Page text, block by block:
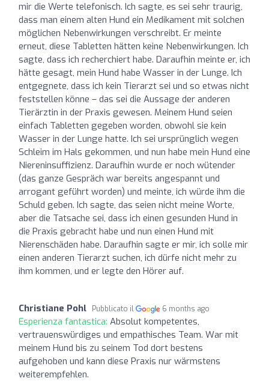
mir die Werte telefonisch. Ich sagte, es sei sehr traurig,
dass man einem alten Hund ein Medikament mit solchen
möglichen Nebenwirkungen verschreibt. Er meinte
erneut, diese Tabletten hätten keine Nebenwirkungen. Ich
sagte, dass ich recherchiert habe. Daraufhin meinte er, ich
hätte gesagt, mein Hund habe Wasser in der Lunge. Ich
entgegnete, dass ich kein Tierarzt sei und so etwas nicht
feststellen könne – das sei die Aussage der anderen
Tierärztin in der Praxis gewesen. Meinem Hund seien
einfach Tabletten gegeben worden, obwohl sie kein
Wasser in der Lunge hatte. Ich sei ursprünglich wegen
Schleim im Hals gekommen, und nun habe mein Hund eine
Niereninsuffizienz. Daraufhin wurde er noch wütender
(das ganze Gespräch war bereits angespannt und
arrogant geführt worden) und meinte, ich würde ihm die
Schuld geben. Ich sagte, das seien nicht meine Worte,
aber die Tatsache sei, dass ich einen gesunden Hund in
die Praxis gebracht habe und nun einen Hund mit
Nierenschäden habe. Daraufhin sagte er mir, ich solle mir
einen anderen Tierarzt suchen, ich dürfe nicht mehr zu
ihm kommen, und er legte den Hörer auf.
Christiane Pohl Pubblicato il 6 months ago
Esperienza fantastica: Absolut kompetentes,
vertrauenswürdiges und empathisches Team. War mit
meinem Hund bis zu seinem Tod dort bestens
aufgehoben und kann diese Praxis nur wärmstens
weiterempfehlen.